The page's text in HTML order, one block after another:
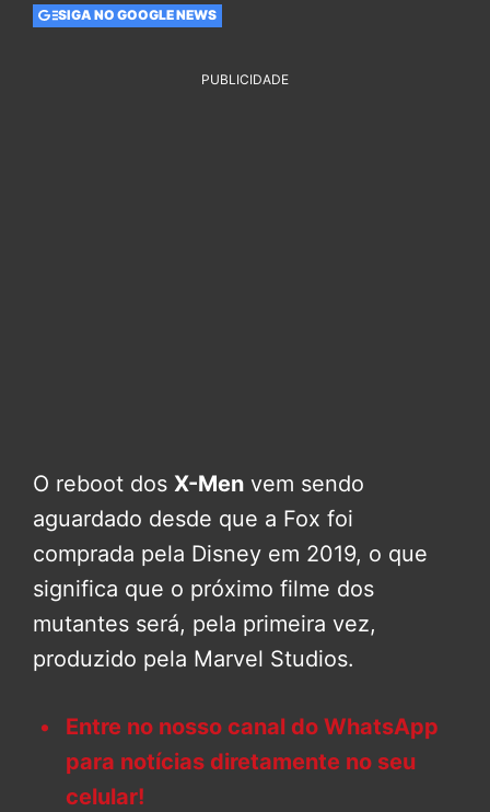
SIGA NO GOOGLE NEWS
PUBLICIDADE
O reboot dos X-Men vem sendo
aguardado desde que a Fox foi
comprada pela Disney em 2019, o que
significa que o próximo filme dos
mutantes será, pela primeira vez,
produzido pela Marvel Studios.
Entre no nosso canal do WhatsApp
para notícias diretamente no seu
celular!